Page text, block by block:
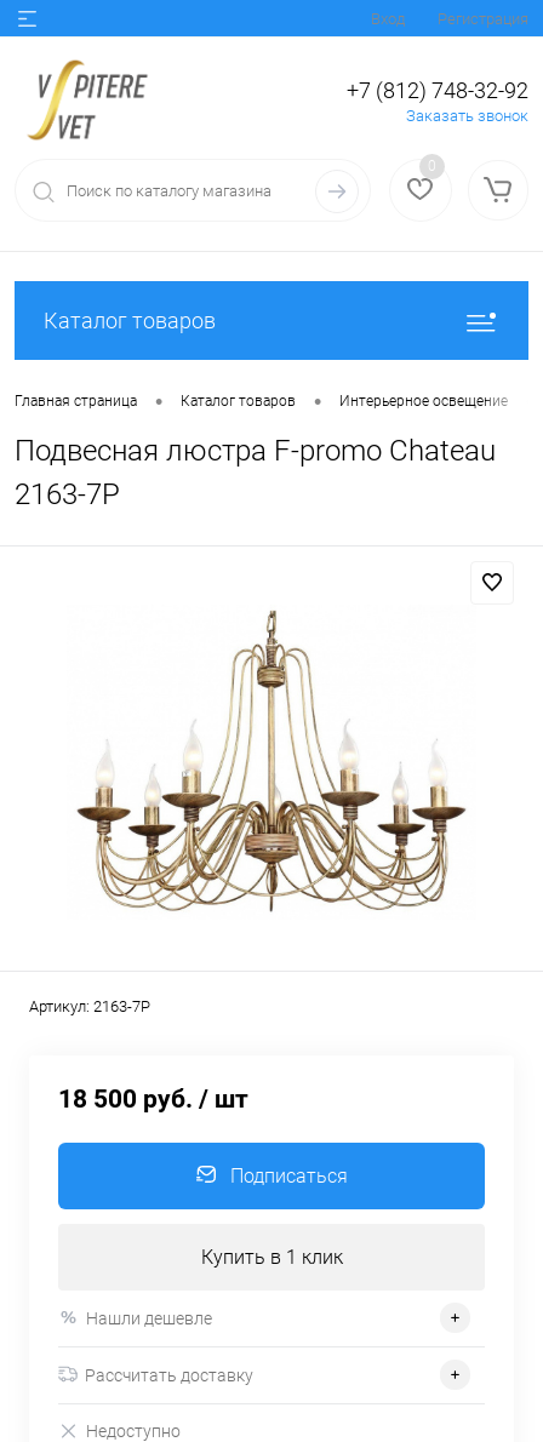
Вход Регистрация
+7 (812) 748-32-92
Заказать звонок
0
Каталог товаров
Главная страница • Каталог товаров • Интерьерное освещение
Подвесная люстра F-promo Chateau
2163-7P
Артикул: 2163-7P
18 500 руб. / шт
Подписаться
Купить в 1 клик
Нашли дешевле
Рассчитать доставку
Недоступно